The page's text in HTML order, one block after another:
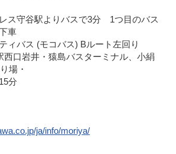
ス守谷駅よりバスで3分 1つ目のバス
車
ィバス (モコバス) Bルート左回り
口岩井・猿島バスターミナル、小絹
場・
分
ja/info/moriya/